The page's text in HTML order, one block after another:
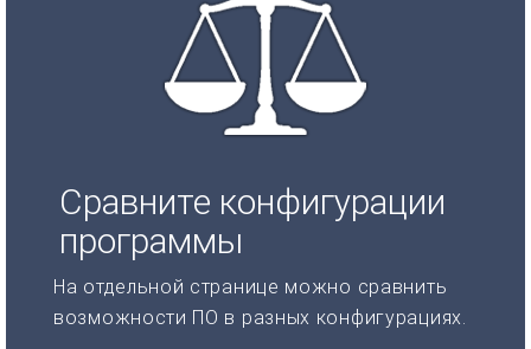
Сравните конфигурации
программы
На отдельной странице можно сравнить
возможности ПО в разных конфигурациях.